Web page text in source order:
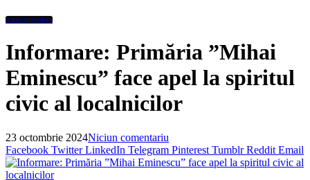
Administratie
Informare: Primăria ”Mihai
Eminescu” face apel la spiritul
civic al localnicilor
23 octombrie 2024Niciun comentariu
Facebook Twitter LinkedIn Telegram Pinterest Tumblr Reddit Email